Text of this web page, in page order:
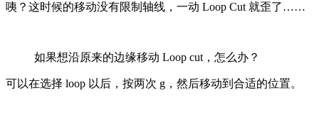
咦？这时候的移动没有限制轴线，一动 Loop Cut 就歪了……
如果想沿原来的边缘移动 Loop cut，怎么办？
可以在选择 loop 以后，按两次 g，然后移动到合适的位置。